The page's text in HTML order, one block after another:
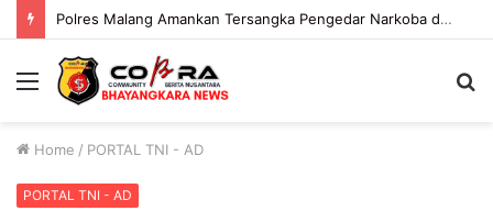
Gelar Piramida, AKBP Yenni Ajak Media Sinergi Jaga Kondusivitas Bojonegoro
Menu
Home / PORTAL TNI - AD
PORTAL TNI - AD